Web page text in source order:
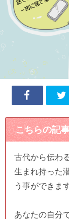
こちらの記
古代から伝わ
生まれ持った
う事ができます
あなたの自分